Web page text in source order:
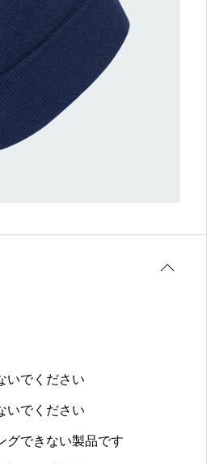
いでください
いでください
グできない製品です